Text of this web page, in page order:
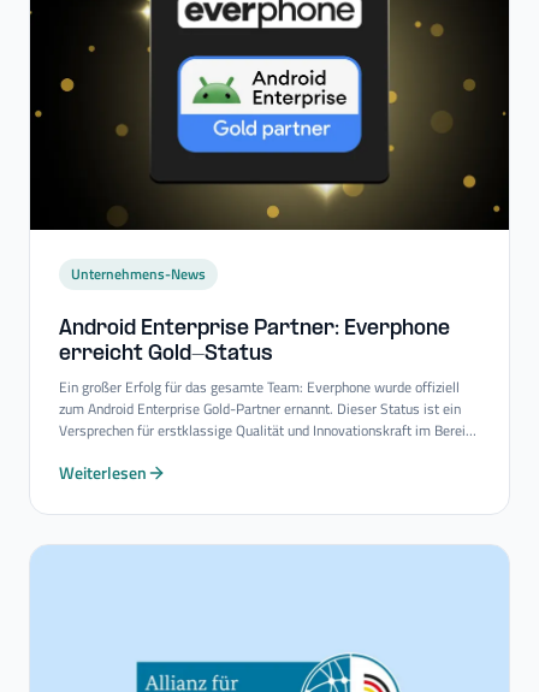
Unternehmens-News
Android Enterprise Partner: Everphone
erreicht Gold-​Status
Ein großer Erfolg für das gesamte Team: Everphone wurde offiziell
zum Android Enterprise Gold-Partner ernannt. Dieser Status ist ein
Versprechen für erstklassige Qualität und Innovationskraft im Bereich
Weiterlesen